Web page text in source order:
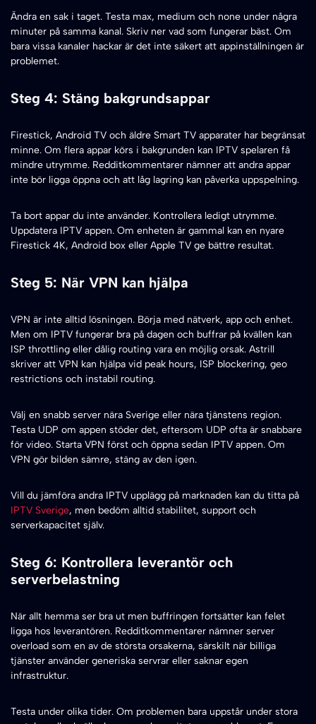
Ändra en sak i taget. Testa max, medium och none under några
minuter på samma kanal. Skriv ner vad som fungerar bäst. Om
bara vissa kanaler hackar är det inte säkert att appinställningen är
problemet.
Steg 4: Stäng bakgrundsappar
Firestick, Android TV och äldre Smart TV apparater har begränsat
minne. Om flera appar körs i bakgrunden kan IPTV spelaren få
mindre utrymme. Redditkommentarer nämner att andra appar
inte bör ligga öppna och att låg lagring kan påverka uppspelning.
Ta bort appar du inte använder. Kontrollera ledigt utrymme.
Uppdatera IPTV appen. Om enheten är gammal kan en nyare
Firestick 4K, Android box eller Apple TV ge bättre resultat.
Steg 5: När VPN kan hjälpa
VPN är inte alltid lösningen. Börja med nätverk, app och enhet.
Men om IPTV fungerar bra på dagen och buffrar på kvällen kan
ISP throttling eller dålig routing vara en möjlig orsak. Astrill
skriver att VPN kan hjälpa vid peak hours, ISP blockering, geo
restrictions och instabil routing.
Välj en snabb server nära Sverige eller nära tjänstens region.
Testa UDP om appen stöder det, eftersom UDP ofta är snabbare
för video. Starta VPN först och öppna sedan IPTV appen. Om
VPN gör bilden sämre, stäng av den igen.
Vill du jämföra andra IPTV upplägg på marknaden kan du titta på
IPTV Sverige, men bedöm alltid stabilitet, support och
serverkapacitet själv.
Steg 6: Kontrollera leverantör och
serverbelastning
När allt hemma ser bra ut men buffringen fortsätter kan felet
ligga hos leverantören. Redditkommentarer nämner server
overload som en av de största orsakerna, särskilt när billiga
tjänster använder generiska servrar eller saknar egen
infrastruktur.
Testa under olika tider. Om problemen bara uppstår under stora